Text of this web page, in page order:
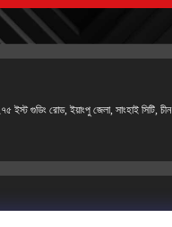
ইস্ট গুডিং রোড, ইয়াংপু জেলা, সাংহাই সিটি, চীন